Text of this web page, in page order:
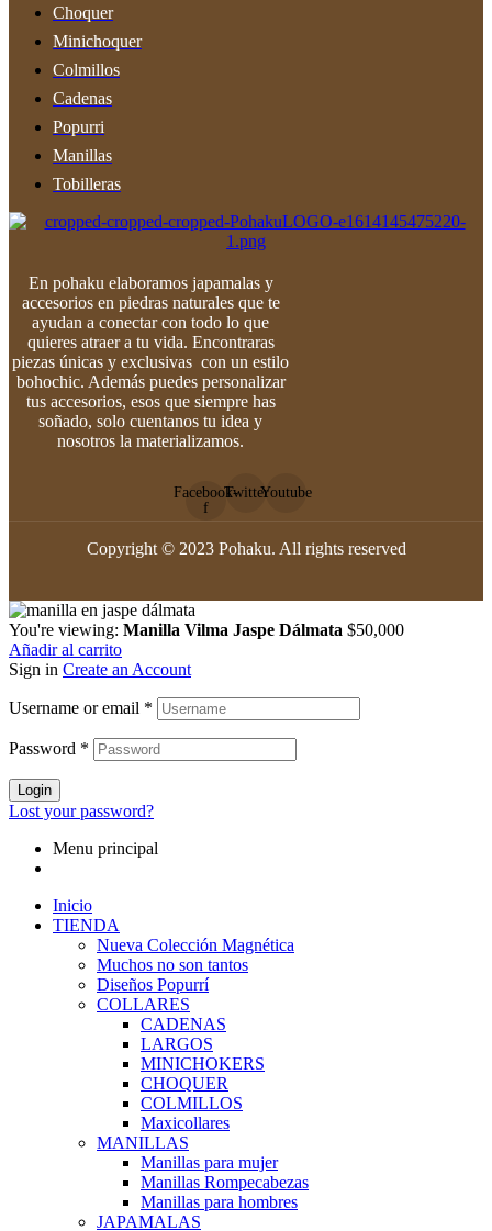
Choquer
Minichoquer
Colmillos
Cadenas
Popurri
Manillas
Tobilleras
En pohaku elaboramos japamalas y
accesorios en piedras naturales que te
ayudan a conectar con todo lo que
quieres atraer a tu vida. Encontraras
piezas únicas y exclusivas con un estilo
bohochic. Además puedes personalizar
tus accesorios, esos que siempre has
soñado, solo cuentanos tu idea y
nosotros la materializamos.
Facebook-
f
TwitterYoutube
Copyright © 2023 Pohaku. All rights reserved
You're viewing: Manilla Vilma Jaspe Dálmata $50,000
Añadir al carrito
Sign in Create an Account
Username or email *
Password *
Login
Lost your password?
Menu principal
Inicio
TIENDA
Nueva Colección Magnética
Muchos no son tantos
Diseños Popurrí
COLLARES
CADENAS
LARGOS
MINICHOKERS
CHOQUER
COLMILLOS
Maxicollares
MANILLAS
Manillas para mujer
Manillas Rompecabezas
Manillas para hombres
JAPAMALAS